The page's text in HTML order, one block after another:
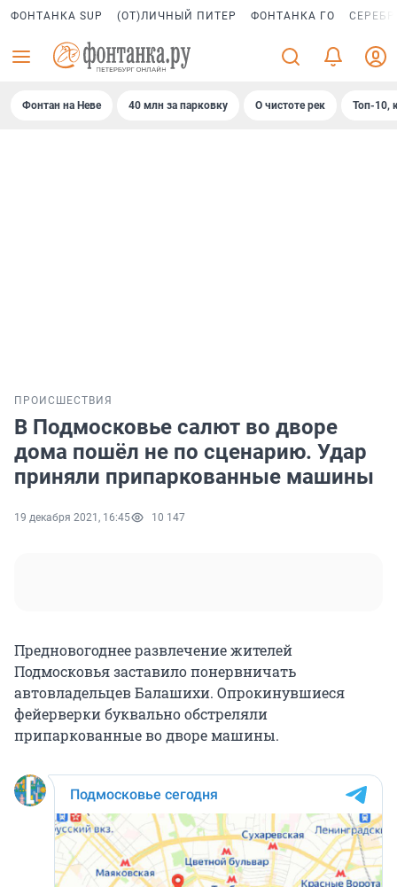
ФОНТАНКА SUP (ОТ)ЛИЧНЫЙ ПИТЕР ФОНТАНКА ГО
Фонтан на Неве 40 млн за парковку О чистоте рек Топ-10,
ПРОИСШЕСТВИЯ
В Подмосковье салют во дворе
дома пошёл не по сценарию. Удар
приняли припаркованные машины
19 декабря 2021, 16:45 10 147
Предновогоднее развлечение жителей
Подмосковья заставило понервничать
автовладельцев Балашихи. Опрокинувшиеся
фейерверки буквально обстреляли
припаркованные во дворе машины.